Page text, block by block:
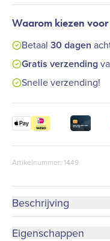
Waarom kiezen
Betaal 30 dagen
Gratis verzending
Snelle verzending!
Artikelnummer: 1449
Beschrijving
Eigenschappen